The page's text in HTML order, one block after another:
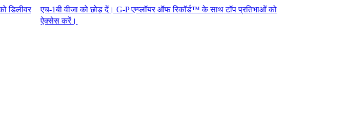
एच-1बी वीजा को छोड़ दें। G-P एम्प्लॉयर ऑफ रिकॉर्ड™ के साथ टॉप प्रतिभाओं को